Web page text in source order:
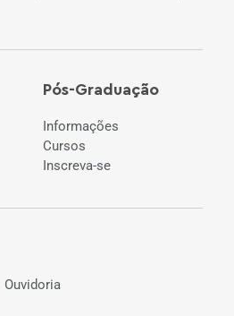
Pós-Graduação
Informações
Cursos
Inscreva-se
Ouvidoria